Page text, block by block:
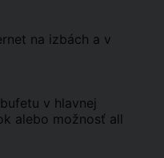
na izbách a v
v hlavnej
alebo možnosť all